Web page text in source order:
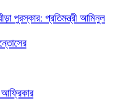
পুরস্কার: প্রতিমন্ত্রী আমিনুল
আফ্রিকার